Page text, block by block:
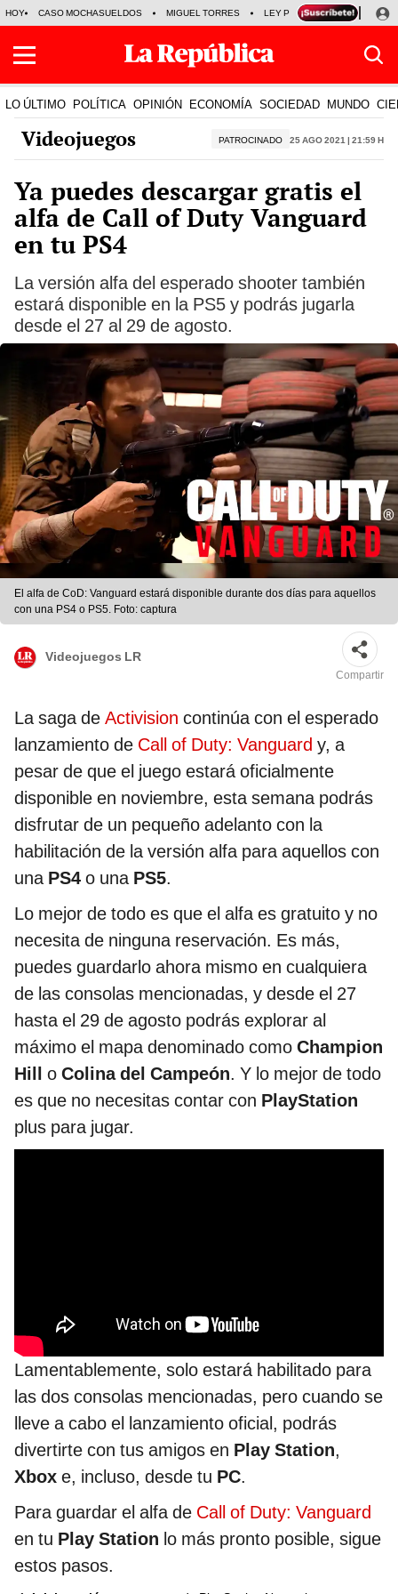
HOY CASO MOCHASUELDOS MIGUEL TORRES LEY PULPÍN PRECIO DEL
LO ÚLTIMO POLÍTICA OPINIÓN ECONOMÍA SOCIEDAD MUNDO
Videojuegos PATROCINADO 25 Ago 2021 | 21:59 h
Ya puedes descargar gratis el
alfa de Call of Duty Vanguard
en tu PS4
La versión alfa del esperado shooter también
estará disponible en la PS5 y podrás jugarla
desde el 27 al 29 de agosto.
El alfa de CoD: Vanguard estará disponible durante dos días para aquellos
con una PS4 o PS5. Foto: captura
Videojuegos LR
Compartir
La saga de Activision continúa con el esperado
lanzamiento de Call of Duty: Vanguard y, a
pesar de que el juego estará oficialmente
disponible en noviembre, esta semana podrás
disfrutar de un pequeño adelanto con la
habilitación de la versión alfa para aquellos con
una PS4 o una PS5.
Lo mejor de todo es que el alfa es gratuito y no
necesita de ninguna reservación. Es más,
puedes guardarlo ahora mismo en cualquiera
de las consolas mencionadas, y desde el 27
hasta el 29 de agosto podrás explorar al
máximo el mapa denominado como Champion
Hill o Colina del Campeón. Y lo mejor de todo
es que no necesitas contar con PlayStation
plus para jugar.
Lamentablemente, solo estará habilitado para
las dos consolas mencionadas, pero cuando se
lleve a cabo el lanzamiento oficial, podrás
divertirte con tus amigos en Play Station,
Xbox e, incluso, desde tu PC.
Para guardar el alfa de Call of Duty: Vanguard
en tu Play Station lo más pronto posible, sigue
estos pasos.